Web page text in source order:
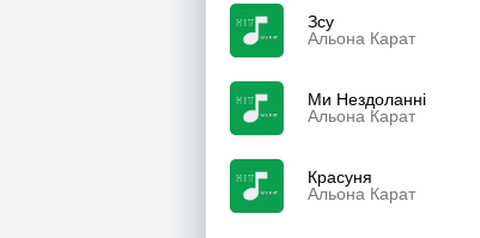
Зсу
Альона Карат
Ми Нездоланні
Альона Карат
Красуня
Альона Карат